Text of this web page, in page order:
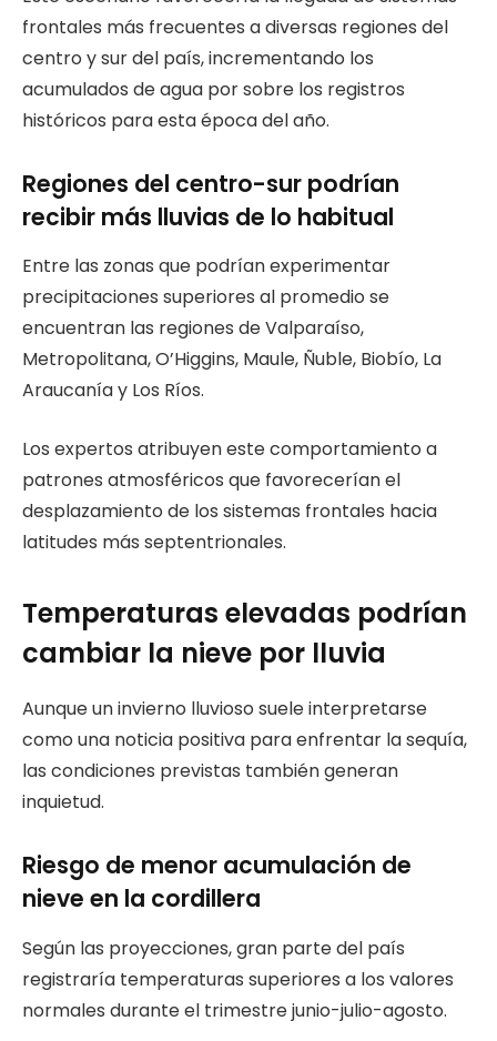
frontales más frecuentes a diversas regiones del
centro y sur del país, incrementando los
acumulados de agua por sobre los registros
históricos para esta época del año.
Regiones del centro-sur podrían
recibir más lluvias de lo habitual
Entre las zonas que podrían experimentar
precipitaciones superiores al promedio se
encuentran las regiones de Valparaíso,
Metropolitana, O’Higgins, Maule, Ñuble, Biobío, La
Araucanía y Los Ríos.
Los expertos atribuyen este comportamiento a
patrones atmosféricos que favorecerían el
desplazamiento de los sistemas frontales hacia
latitudes más septentrionales.
Temperaturas elevadas podrían
cambiar la nieve por lluvia
Aunque un invierno lluvioso suele interpretarse
como una noticia positiva para enfrentar la sequía,
las condiciones previstas también generan
inquietud.
Riesgo de menor acumulación de
nieve en la cordillera
Según las proyecciones, gran parte del país
registraría temperaturas superiores a los valores
normales durante el trimestre junio-julio-agosto.